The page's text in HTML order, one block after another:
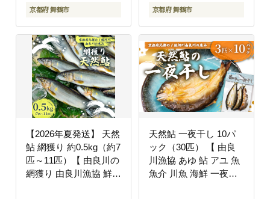
京都府 舞鶴市 京都府 舞鶴市
【2026年夏発送】 天然
鮎 網獲り 約0.5kg（約7
匹～11匹）【 由良川の
網獲り 由良川漁協 鮮魚
天然鮎 一夜干し 10パ
ック（30匹） 【 由良
川漁協 あゆ 鮎 アユ 魚
魚介 川魚 海鮮 一夜干